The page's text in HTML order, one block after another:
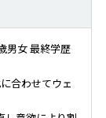
男女 最終学歴
合わせてウェ